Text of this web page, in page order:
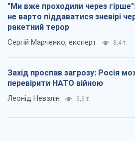
"Ми вже проходили через гірше":
не варто піддаватися зневірі
ракетний терор
Сергій Марченко, експерт 8,4 т.
Захід проспав загрозу: Росія
перевірити НАТО війною
Леонід Невзлін 3,3 т.